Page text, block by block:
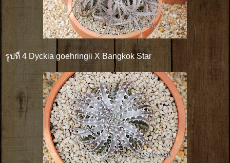
รูปที่ 4 Dyckia goehringii X Bangkok Star